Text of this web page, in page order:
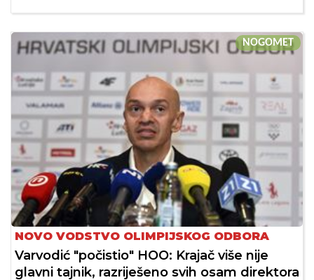
NOGOMET
NOVO VODSTVO OLIMPIJSKOG ODBORA
Varvodić "počistio" HOO: Krajač više nije
glavni tajnik, razriješeno svih osam direktora